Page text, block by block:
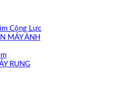
Cộng Lực
MÁY ẢNH
RUNG